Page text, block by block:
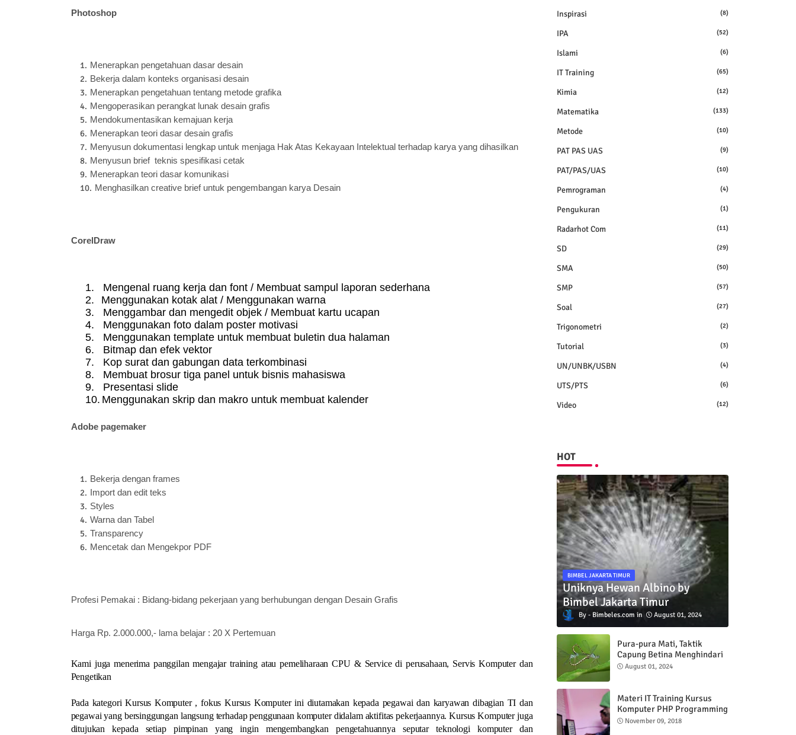
Photoshop
Menerapkan pengetahuan dasar desain
Bekerja dalam konteks organisasi desain
Menerapkan pengetahuan tentang metode grafika
Mengoperasikan perangkat lunak desain grafis
Mendokumentasikan kemajuan kerja
Menerapkan teori dasar desain grafis
Menyusun dokumentasi lengkap untuk menjaga Hak Atas Kekayaan Intelektual terhadap karya yang dihasilkan
Menyusun brief teknis spesifikasi cetak
Menerapkan teori dasar komunikasi
Menghasilkan creative brief untuk pengembangan karya Desain
CorelDraw
1.
Mengenal ruang kerja dan font / Membuat sampul laporan sederhana
2.
Menggunakan kotak alat / Menggunakan warna
3.
Menggambar dan mengedit objek / Membuat kartu ucapan
4.
Menggunakan foto dalam poster motivasi
5.
Menggunakan template untuk membuat buletin dua halaman
6.
Bitmap dan efek vektor
7.
Kop surat dan gabungan data terkombinasi
8.
Membuat brosur tiga panel untuk bisnis mahasiswa
9.
Presentasi slide
10. Menggunakan skrip dan makro untuk membuat kalender
Adobe pagemaker
Bekerja dengan frames
Import dan edit teks
Styles
Warna dan Tabel
Transparency
Mencetak dan Mengekpor PDF
Profesi Pemakai : Bidang-bidang pekerjaan yang berhubungan dengan Desain Grafis
Harga Rp. 2.000.000,- lama belajar : 20 X Pertemuan
Kami juga menerima panggilan mengajar training atau pemeliharaan CPU & Service di perusahaan, Servis Komputer dan
Pengetikan
Pada kategori Kursus Komputer , fokus Kursus Komputer ini diutamakan kepada pegawai dan karyawan dibagian TI dan
pegawai yang bersinggungan langsung terhadap penggunaan komputer didalam aktifitas pekerjaannya. Kursus Komputer juga
ditujukan kepada setiap pimpinan yang ingin mengembangkan pengetahuannya seputar teknologi komputer dan
Inspirasi (8)
IPA (52)
Islami (6)
IT Training (65)
Kimia (12)
Matematika (133)
Metode (10)
PAT PAS UAS (9)
PAT/PAS/UAS (10)
Pemrograman (4)
Pengukuran (1)
Radarhot Com (11)
SD (29)
SMA (50)
SMP (57)
Soal (27)
Trigonometri (2)
Tutorial (3)
UN/UNBK/USBN (4)
UTS/PTS (6)
Video (12)
HOT
BIMBEL JAKARTA TIMUR
Uniknya Hewan Albino by
Bimbel Jakarta Timur
Bimbeles.com August 01, 2024
Pura-pura Mati, Taktik
Capung Betina Menghindari
Pejantan
August 01, 2024
Materi IT Training Kursus
Komputer PHP Programming
& MYSQL basic
November 09, 2018